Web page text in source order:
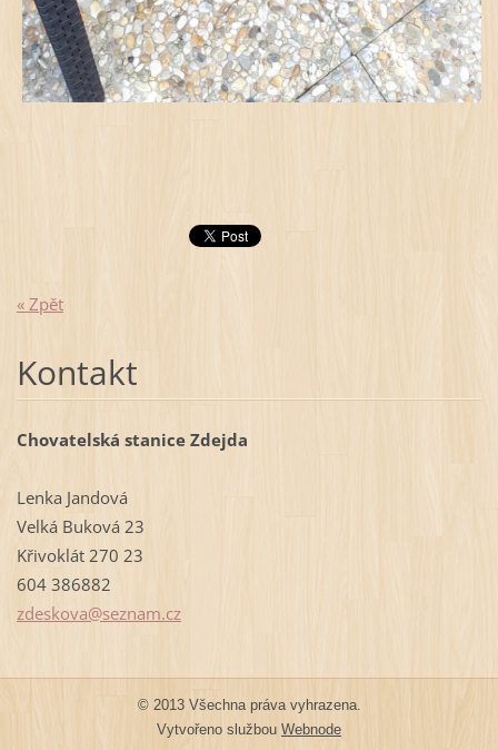
« Zpět
Kontakt
Chovatelská stanice Zdejda
Lenka Jandová
Velká Buková 23
Křivoklát 270 23
604 386882
zdeskova@seznam.cz
© 2013 Všechna práva vyhrazena.
Vytvořeno službou Webnode